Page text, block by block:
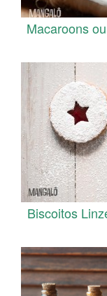
Macaroons
Biscoitos